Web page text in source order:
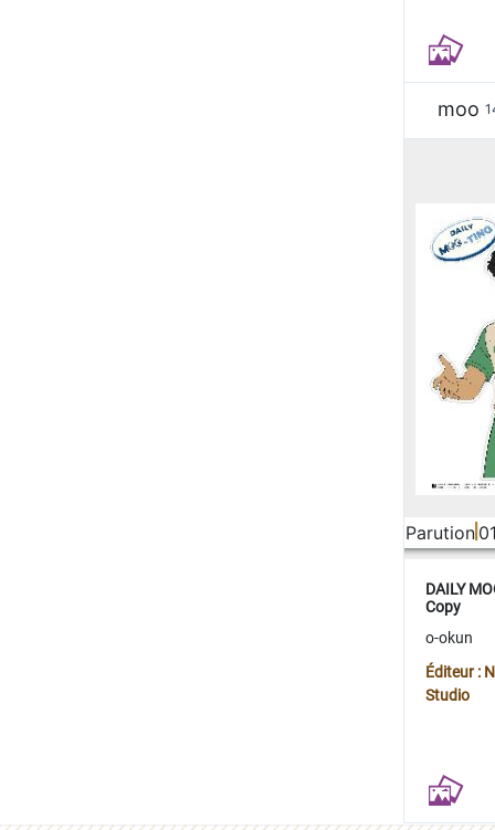
moo
Parution
DAILY
Copy
o-okun
Éditeur :
Studio